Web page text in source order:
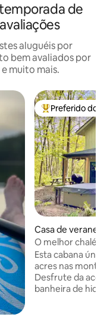
de
aluguéis por
bem avaliados por
muito mais.
Entre os
Preferido dos
Casa de veraneio
on
O melhor chalé
Esta cabana
acres nas
Desfrute da
banheira de